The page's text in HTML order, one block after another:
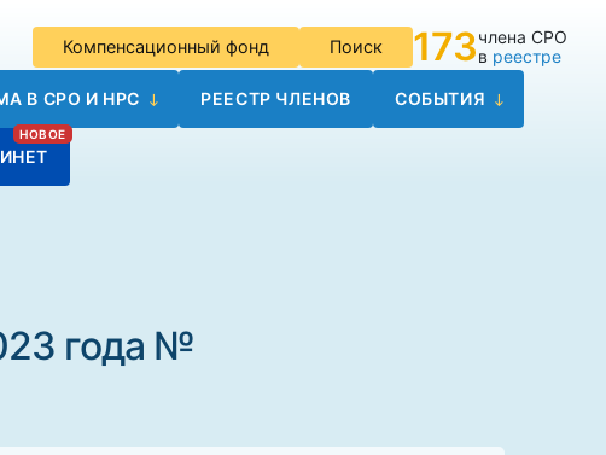
Компенсационный фонд Поиск 173члена СРО
в реестре
В СРО И НРС РЕЕСТР ЧЛЕНОВ СОБЫТИЯ
года №